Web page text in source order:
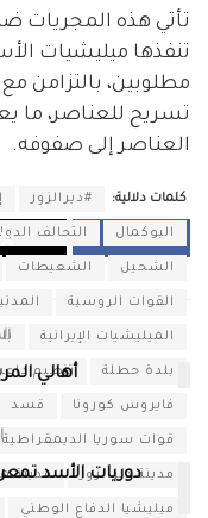
تأتي هذه المجريات
تنفذها ميليشيات
مطلوبين، بالتزامن
تسريح للعناصر، ما
العناصر إلى صفوفه.
كلمات دلالية: #ديرالزور
البوكمال التحالف
الشحيل الشعيطات
القوات الروسية
الميليشيات الإيرانية
بلدة حطلة تنظيم
فايروس كورونا قسد
قوات سوريا الديمقراطية
مدينة ديرالزور مدينة
ميليشيا الدفاع الوطني
أهالي
دوريات الأسد تمعن